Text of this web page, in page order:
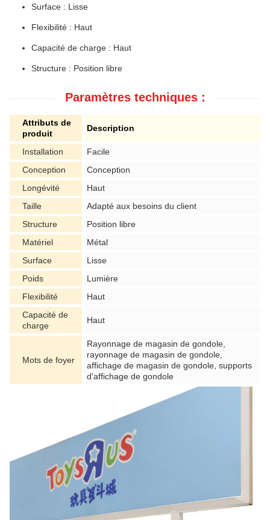
Surface : Lisse
Flexibilité : Haut
Capacité de charge : Haut
Structure : Position libre
Paramètres techniques :
Attributs de
produit
Description
Installation
Facile
Conception
Conception
Longévité
Haut
Taille
Adapté aux besoins du client
Structure
Position libre
Matériel
Métal
Surface
Lisse
Poids
Lumière
Flexibilité
Haut
Capacité de
charge
Haut
Mots de foyer
Rayonnage de magasin de gondole,
rayonnage de magasin de gondole,
affichage de magasin de gondole, supports
d'affichage de gondole